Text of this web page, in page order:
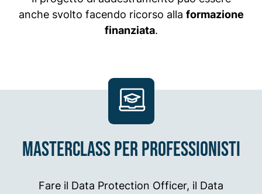
anche svolto facendo ricorso alla formazione
finanziata.
Masterclass per professionisti
Fare il Data Protection Officer, il Data